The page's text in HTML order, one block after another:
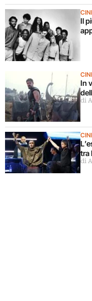
Il
In
di
tra
di